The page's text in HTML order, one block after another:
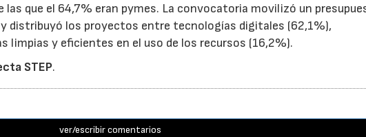
las que el 64,7% eran pymes. La convocatoria movilizó un
y distribuyó los proyectos entre tecnologías digitales (62,1%),
limpias y eficientes en el uso de los recursos (16,2%).
STEP.
ver/escribir comentarios